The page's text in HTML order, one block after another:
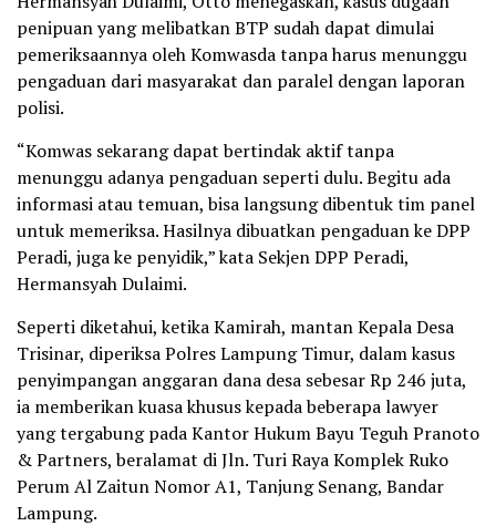
penipuan yang melibatkan BTP sudah dapat dimulai
pemeriksaannya oleh Komwasda tanpa harus menunggu
pengaduan dari masyarakat dan paralel dengan laporan
polisi.
“Komwas sekarang dapat bertindak aktif tanpa
menunggu adanya pengaduan seperti dulu. Begitu ada
informasi atau temuan, bisa langsung dibentuk tim panel
untuk memeriksa. Hasilnya dibuatkan pengaduan ke DPP
Peradi, juga ke penyidik,” kata Sekjen DPP Peradi,
Hermansyah Dulaimi.
Seperti diketahui, ketika Kamirah, mantan Kepala Desa
Trisinar, diperiksa Polres Lampung Timur, dalam kasus
penyimpangan anggaran dana desa sebesar Rp 246 juta,
ia memberikan kuasa khusus kepada beberapa lawyer
yang tergabung pada Kantor Hukum Bayu Teguh Pranoto
& Partners, beralamat di Jln. Turi Raya Komplek Ruko
Perum Al Zaitun Nomor A1, Tanjung Senang, Bandar
Lampung.